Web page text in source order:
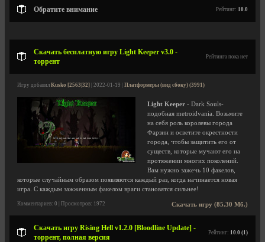
Обратите внимание Рейтинг: 10.0
Скачать бесплатную игру Light Keeper v3.0 -
торрент
Рейтинга пока нет
Игру добавил Kusko [2563|32] | 2022-01-19 | Платформеры (вид сбоку) (3991)
Light Keeper - Dark Souls-
подобная metroidvania. Возьмите
на себя роль королевы города
Фарзин и осветите окрестности
города, чтобы защитить его от
существ, которые мучают его на
протяжении многих поколений.
Вам нужно зажечь 10 факелов,
которые случайным образом появляются каждый раз, когда начинается новая
игра. С каждым зажженным факелом враги становятся сильнее!
Скачать игру (85.30 Мб.)
Комментариев: 0 | Просмотров: 1972
Скачать игру Rising Hell v1.2.0 [Bloodline Update] -
торрент, полная версия
Рейтинг: 10.0 (1)